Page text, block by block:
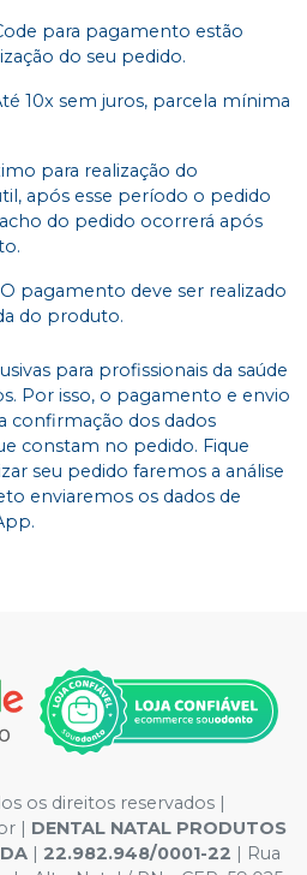
para pagamento estão
do seu pedido.
10x sem juros, parcela mínima
para realização do
após esse período o pedido
do pedido ocorrerá após
O pagamento deve ser realizado
do produto.
para profissionais da saúde
Por isso, o pagamento e envio
confirmação dos dados
constam no pedido. Fique
seu pedido faremos a análise
enviaremos os dados de
os direitos reservados |
| DENTAL NATAL PRODUTOS
| 22.982.948/0001-22 | Rua